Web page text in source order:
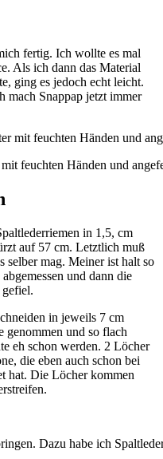
fertig. Ich wollte es mal
Als ich dann das Material
ging es jedoch echt leicht.
mach Snappap jetzt immer
feuchten Händen und
in 1,5, cm
auf 57 cm. Letztlich muß
selber mag. Meiner ist halt so
und dann die
in jeweils 7 cm
genommen und so flach
eh schon werden. 2 Löcher
die eben auch schon bei
hat. Die Löcher kommen
Dazu habe ich